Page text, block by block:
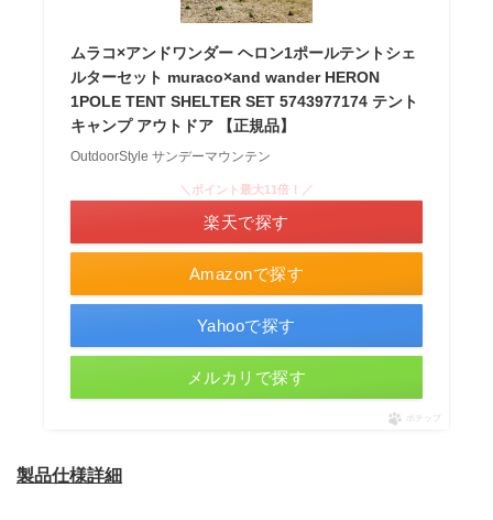
ムラコ×アンドワンダー ヘロン1ポールテントシェ
ルターセット muraco×and wander HERON
1POLE TENT SHELTER SET 5743977174 テント
キャンプ アウトドア 【正規品】
OutdoorStyle サンデーマウンテン
Amazonで探す
＼ポイント最大11倍！／
楽天で探す
Yahooで探す
メルカリで探す
ポチップ
製品仕様詳細